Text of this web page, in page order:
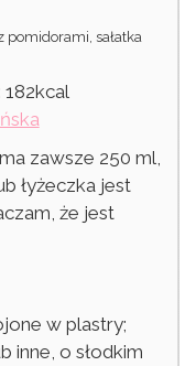
pomidorami, sałatka
182kcal
łyżeczka jest
że jest
w plastry;
inne, o słodkim